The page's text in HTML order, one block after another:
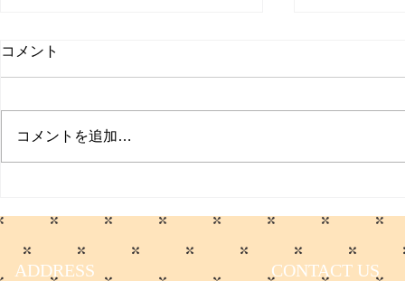
プクイチ
コメント
コメントを追加…
ADDRESS CONTACT US